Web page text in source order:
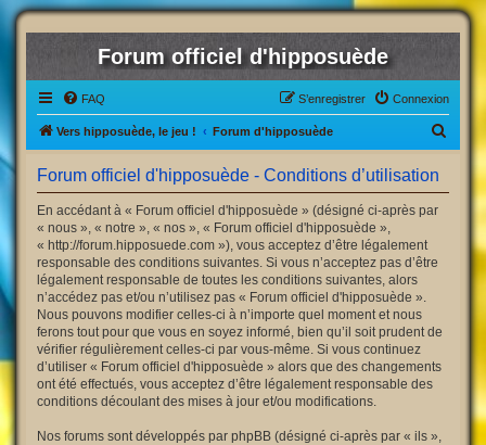
Forum officiel d'hipposuède
FAQ Connexion
S’enregistrer
Vers hipposuède, le jeu ! Forum d'hipposuède
Forum officiel d'hipposuède - Conditions d’utilisation
En accédant à « Forum officiel d'hipposuède » (désigné ci-après par
« nous », « notre », « nos », « Forum officiel d'hipposuède »,
« http://forum.hipposuede.com »), vous acceptez d’être légalement
responsable des conditions suivantes. Si vous n’acceptez pas d’être
légalement responsable de toutes les conditions suivantes, alors
n’accédez pas et/ou n’utilisez pas « Forum officiel d'hipposuède ».
Nous pouvons modifier celles-ci à n’importe quel moment et nous
ferons tout pour que vous en soyez informé, bien qu’il soit prudent de
vérifier régulièrement celles-ci par vous-même. Si vous continuez
d’utiliser « Forum officiel d'hipposuède » alors que des changements
ont été effectués, vous acceptez d’être légalement responsable des
conditions découlant des mises à jour et/ou modifications.
Nos forums sont développés par phpBB (désigné ci-après par « ils »,